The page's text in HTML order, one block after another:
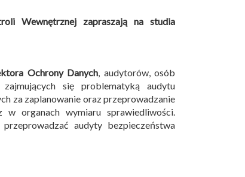
Wewnętrznej zapraszają na studia
Ochrony Danych, audytorów, osób
się problematyką audytu
za zaplanowanie oraz przeprowadzanie
organach wymiaru sprawiedliwości.
audyty bezpieczeństwa